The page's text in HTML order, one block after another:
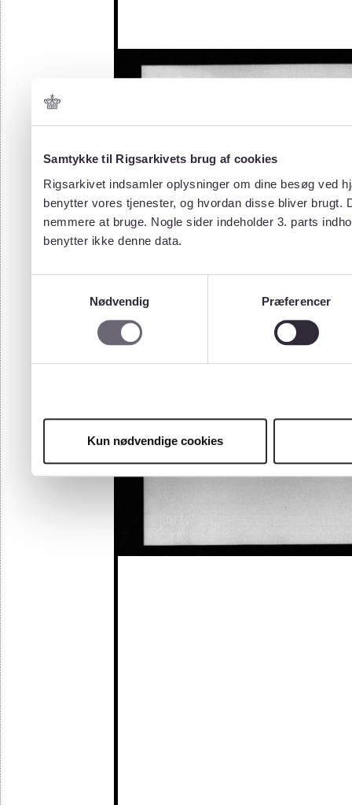
Samtykke til Rigsarkivets brug af cookies
Rigsarkivet indsamler oplysninger om dine besøg ved
benytter vores tjenester, og hvordan disse bliver
nemmere at bruge. Nogle sider indeholder 3. parts
benytter ikke denne data.
Nødvendig
Præferencer
Kun nødvendige cookies